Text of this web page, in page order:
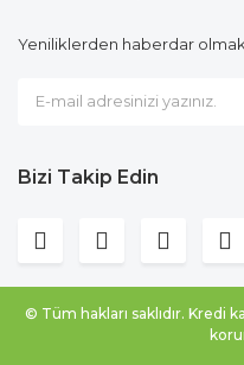
Yeniliklerden haberdar olmak
Bizi Takip Edin
© Tüm hakları saklıdır. Kredi